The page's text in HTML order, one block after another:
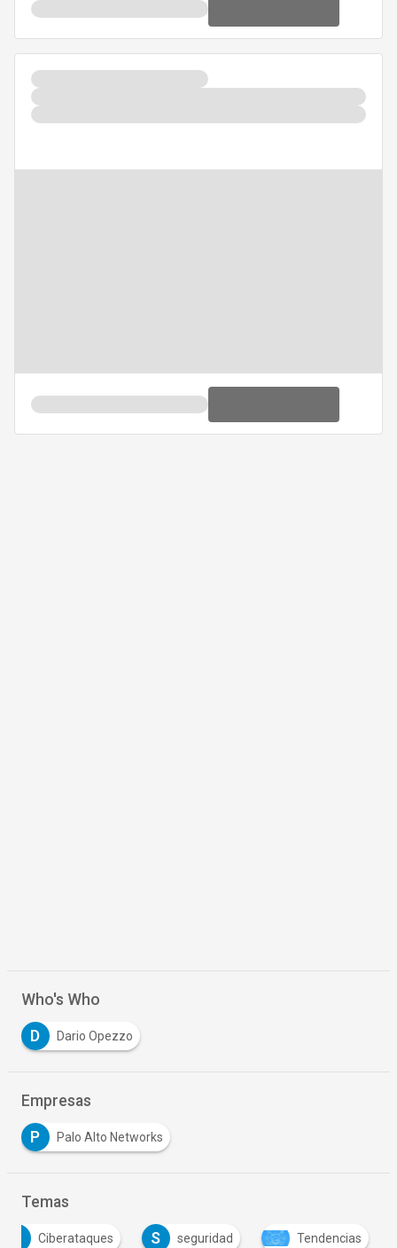
Who's Who
D Dario Opezzo
Empresas
P Palo Alto Networks
Temas
Ciberataques S seguridad Tendencias